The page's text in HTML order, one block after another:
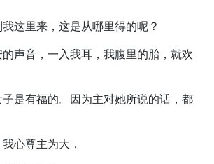
这里来，这是从哪里得的呢？
声音，一入我耳，我腹里的胎，就欢
是有福的。因为主对她所说的话，都
心尊主为大，